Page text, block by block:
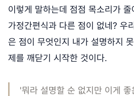
이렇게 말하는데 점점 목소리가
가정간편식과 다른 점이 없네? 우
은 점이 무엇인지 내가 설명하지
제를 깨닫기 시작한 것이다.
'뭐라 설명할 순 없지만 이게